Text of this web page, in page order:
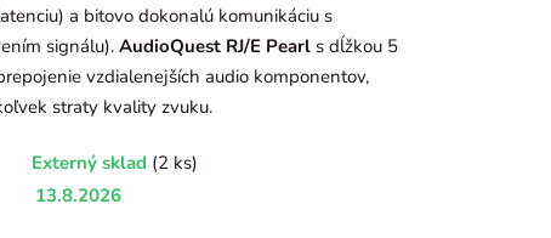
a bitovo dokonalú komunikáciu s
signálu). AudioQuest RJ/E Pearl s dĺžkou 5
vzdialenejších audio komponentov,
straty kvality zvuku.
Externý sklad (2 ks)
13.8.2026